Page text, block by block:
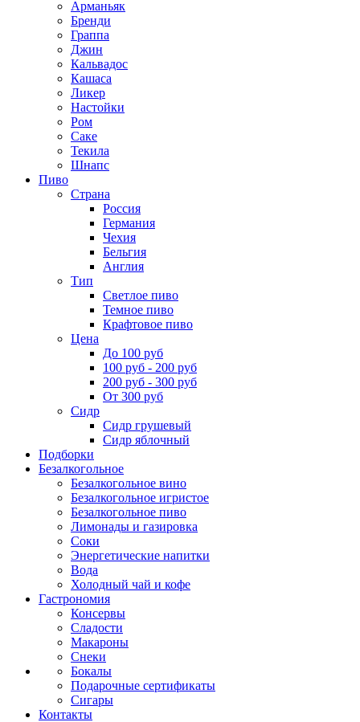
Арманьяк
Бренди
Граппа
Джин
Кальвадос
Кашаса
Ликер
Настойки
Ром
Саке
Текила
Шнапс
Пиво
Страна
Россия
Германия
Чехия
Бельгия
Англия
Тип
Светлое пиво
Темное пиво
Крафтовое пиво
Цена
До 100 руб
100 руб - 200 руб
200 руб - 300 руб
От 300 руб
Сидр
Сидр грушевый
Сидр яблочный
Подборки
Безалкогольное
Безалкогольное вино
Безалкогольное игристое
Безалкогольное пиво
Лимонады и газировка
Соки
Энергетические напитки
Вода
Холодный чай и кофе
Гастрономия
Консервы
Сладости
Макароны
Снеки
Бокалы
Подарочные сертификаты
Сигары
Контакты